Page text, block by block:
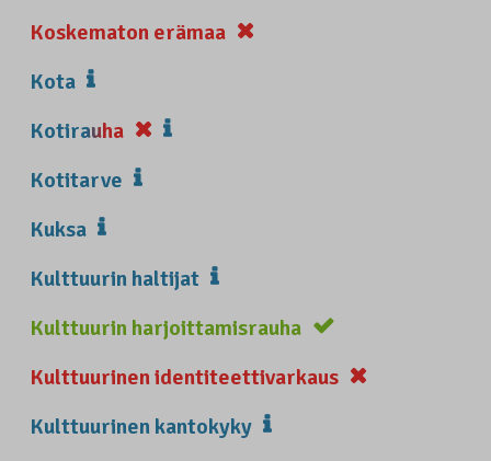
Koskematon erämaa
Kota
Kotirauha
Kotitarve
Kuksa
Kulttuurin haltijat
Kulttuurin harjoittamisrauha
Kulttuurinen identiteettivarkaus
Kulttuurinen kantokyky